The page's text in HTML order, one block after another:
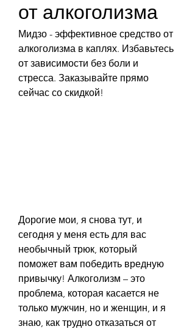
от алкоголизма
Мидзо - эффективное средство от
алкоголизма в каплях. Избавьтесь
от зависимости без боли и
стресса. Заказывайте прямо
сейчас со скидкой!
Дорогие мои, я снова тут, и
сегодня у меня есть для вас
необычный трюк, который
поможет вам победить вредную
привычку! Алкоголизм – это
проблема, которая касается не
только мужчин, но и женщин, и я
знаю, как трудно отказаться от